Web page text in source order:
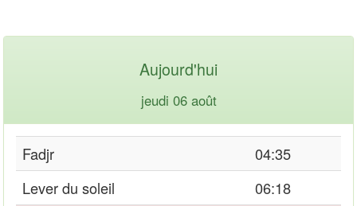
Aujourd'hui
jeudi 06 août
Fadjr
04:35
Lever du soleil
06:18